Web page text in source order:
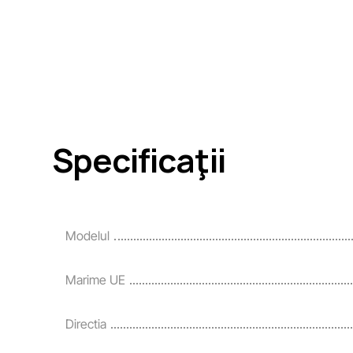
Specificaţii
Modelul
Marime UE
Directia